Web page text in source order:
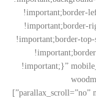
!important;border-
!important;border-
!important;border-
!important;}”
parallax_scroll=”no” mobile_reset_margin=”no” tablet_reset_margin=”no”]